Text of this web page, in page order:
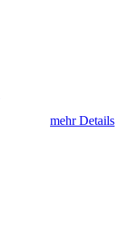
mehr Details